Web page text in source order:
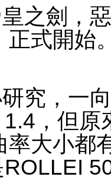
之劍，
正式開始
究，一
1.4，但
率大小都